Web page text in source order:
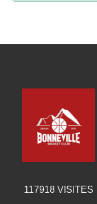
117918VISITES